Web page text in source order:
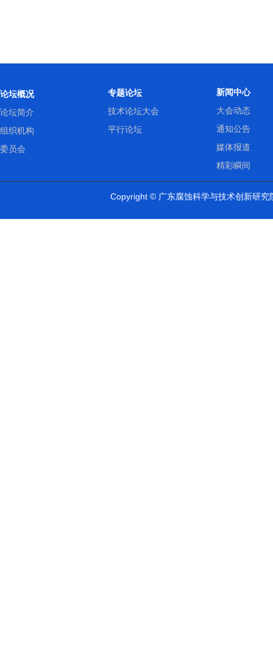
论坛概况
论坛简介
组织机构
委员会
专题论坛
技术论坛大会
平行论坛
新闻中心
大会动态
通知公告
媒体报道
精彩瞬间
Copyright © 广东腐蚀科学与技术创新研究